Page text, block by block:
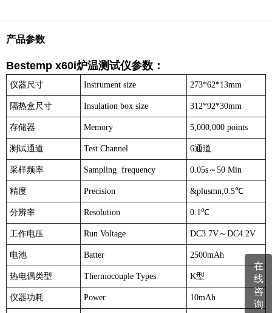
产品参数
Bestemp x60i炉温测试仪参数：
仪器尺寸 Instrument size 273*62*13mm
隔热盒尺寸 Insulation box size 312*92*30mm
存储器 Memory 5,000,000 points
测试通道 Test Channel 6通道
采样频率 Sampling frequency 0.05s～50 Min
精度 Precision &plusmn;0.5℃
分辨率 Resolution 0.1℃
工作电压 Run Voltage DC3.7V～DC4.2V
电池 Batter 2500mAh
热电偶类型 Thermocouple Types K型
仪器功耗 Power 10mAh
在
线
咨
询